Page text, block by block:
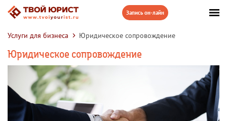
Услуги для бизнеса Юридическое сопровождение
Юридическое сопровождение